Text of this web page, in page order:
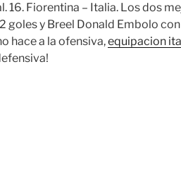
16. Fiorentina – Italia. Los dos
goles y Breel Donald Embolo con
hace a la ofensiva,equipacion